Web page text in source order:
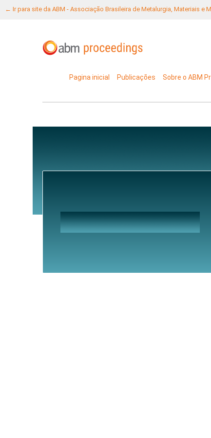
← Ir para site da ABM - Associação Brasileira de Metalurgia, Materiais e
Pagina inicial Publicações Sobre o ABM